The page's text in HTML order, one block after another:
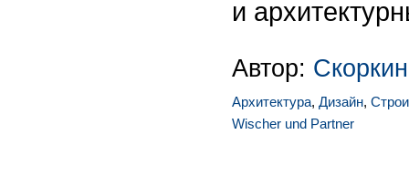
и
Автор:
Архитектура, Дизайн,
Wischer und Partner